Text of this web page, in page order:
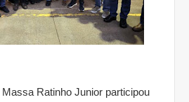
Ratinho Junior participou